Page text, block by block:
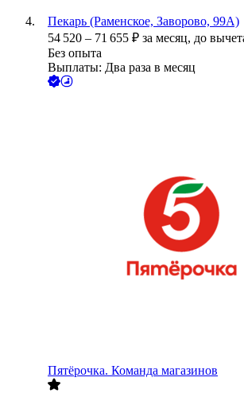
Пекарь (Раменское, Заворово, 99А)
54 520 – 71 655 ₽ за месяц, до
Без опыта
Выплаты: Два раза в месяц
Пятёрочка. Команда магазинов